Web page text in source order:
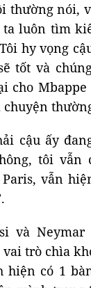
thường nói,
ta luôn tìm
hy vọng
tốt và
cho
cậu ấy
tôi vẫn
Paris, vẫn
và
trò chìa
hiện có 1